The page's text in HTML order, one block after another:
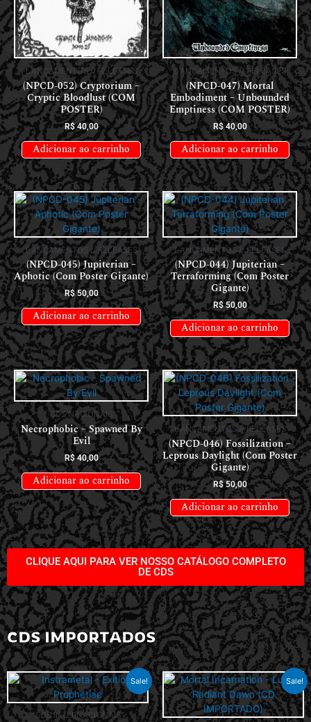
LANÇAMENTOS // RELEASES
(NPCD-052) Cryptorium –
Cryptic Bloodlust (COM
POSTER)
R$40,00
Adicionar ao carrinho
LANÇAMENTOS // RELEASES
(NPCD-047) Mortal
Embodiment – Unbounded
Emptiness (COM POSTER)
R$40,00
Adicionar ao carrinho
LANÇAMENTOS // RELEASES
(NPCD-045) Jupiterian –
Aphotic (Com Poster Gigante)
R$50,00
Adicionar ao carrinho
LANÇAMENTOS // RELEASES
(NPCD-044) Jupiterian –
Terraforming (Com Poster
Gigante)
R$50,00
Adicionar ao carrinho
CDS NACIONAIS
Necrophobic – Spawned By
Evil
R$40,00
Adicionar ao carrinho
LANÇAMENTOS // RELEASES
(NPCD-046) Fossilization –
Leprous Daylight (Com Poster
Gigante)
R$50,00
Adicionar ao carrinho
CLIQUE AQUI PARA VER NOSSO CATÁLOGO COMPLETO
DE CDS
CDS IMPORTADOS
Sale!
CDS INTERNACIONAIS
Sale!